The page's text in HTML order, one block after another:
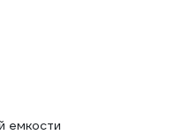
емкости